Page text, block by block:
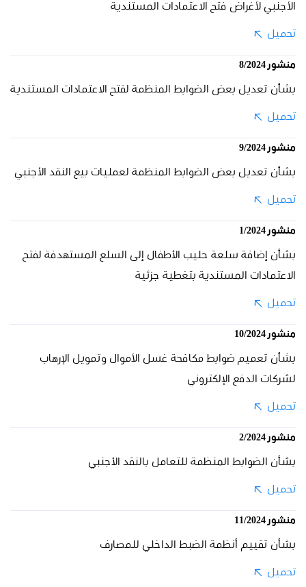
الأجنبي لأغراض فتح الاعتمادات المستندية
تحميل
منشور 8/2024
بشأن تعديل بعض الضوابط المنظمة لفتح الاعتمادات المستندية
تحميل
منشور 9/2024
بشأن تعديل بعض الضوابط المنظمة لعمليات بيع النقد الأجنبي
تحميل
منشور 1/2024
بشأن إضافة سلعة حليب الأطفال إلى السلع المستهدفة لفتح
الاعتمادات المستندية بتغطية جزئية
تحميل
منشور 10/2024
بشأن تعميم ضوابط مكافحة غسل الأموال وتمويل الإرهاب
لشركات الدفع الإلكتروني
تحميل
منشور 2/2024
بشأن الضوابط المنظمة للتعامل بالنقد الأجنبي
تحميل
منشور 11/2024
بشأن تقييم أنظمة الضبط الداخلي للمصارف
تحميل